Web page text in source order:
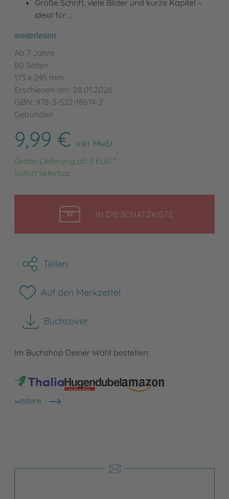
Große Schrift, viele Bilder und kurze Kapitel –
ideal für …
weiterlesen
Ab 7 Jahre
80 Seiten
173 x 245 mm
Erschienen am: 28.01.2026
ISBN: 978-3-522-18674-2
Gebunden
9,99 €
inkl. MwSt
Gratis-Lieferung ab 9 EUR *
Sofort lieferbar
IN DIE SCHATZKISTELEGEN
Teilen
Auf den Merkzettel
Buchcover
herunterladen
Im Buchshop Deiner Wahl bestellen:
weitere
Shops anzeigen